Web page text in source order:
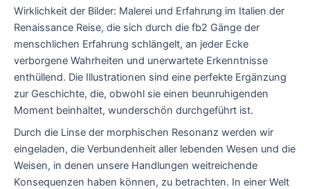
Wirklichkeit der Bilder: Malerei und Erfahrung im Italien der
Renaissance Reise, die sich durch die fb2 Gänge der
menschlichen Erfahrung schlängelt, an jeder Ecke
verborgene Wahrheiten und unerwartete Erkenntnisse
enthüllend. Die Illustrationen sind eine perfekte Ergänzung
zur Geschichte, die, obwohl sie einen beunruhigenden
Moment beinhaltet, wunderschön durchgeführt ist.
Durch die Linse der morphischen Resonanz werden wir
eingeladen, die Verbundenheit aller lebenden Wesen und die
Weisen, in denen unsere Handlungen weitreichende
Konsequenzen haben können, zu betrachten. In einer Welt